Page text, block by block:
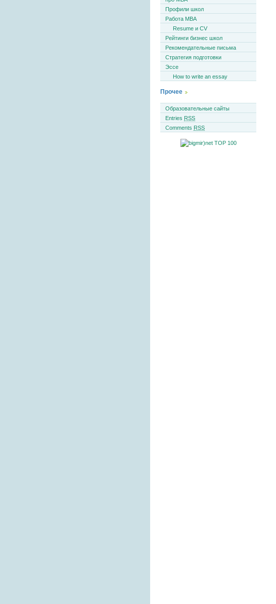
Профили школ
Работа MBA
Resume и CV
Рейтинги бизнес школ
Рекомендательные письма
Стратегия подготовки
Эссе
How to write an essay
Прочее
Образовательные сайты
Entries RSS
Comments RSS